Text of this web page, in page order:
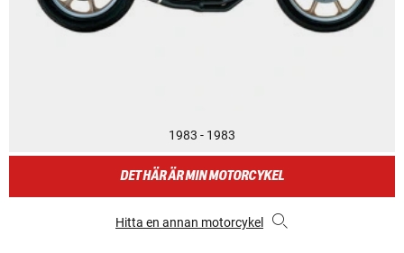
1983 - 1983
DET HÄR ÄR MIN MOTORCYKEL
Hitta en annan motorcykel